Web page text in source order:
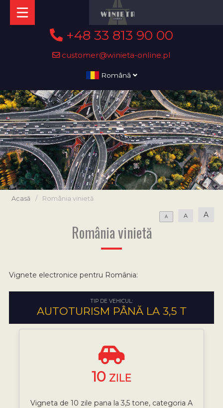
+48 33 813 90 00
customer@winieta-online.pl
Română
Acasă / România vinietă
A A A
România vinietă
Vignete electronice pentru România:
TIP DE VEHICUL:
AUTOTURISM PÂNĂ LA 3,5 T
10 ZILE
Vigneta de 10 zile pana la 3,5 tone, categoria A